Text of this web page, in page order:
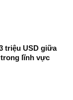
triệu USD giữa
trong lĩnh vực